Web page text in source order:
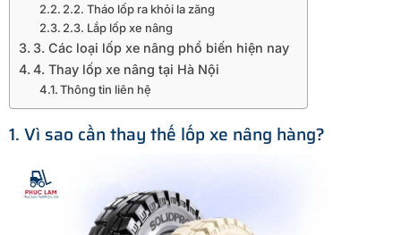
2.2. Tháo lốp ra khỏi la zăng
2.3. Lắp lốp xe nâng
3. Các loại lốp xe nâng phổ biến hiện nay
4. Thay lốp xe nâng tại Hà Nội
Thông tin liên hệ
1. Vì sao cần thay thế lốp xe nâng hàng?